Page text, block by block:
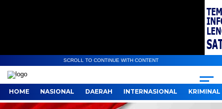
SCROLL TO CONTINUE WITH CONTENT
HOME NASIONAL DAERAH INTERNASIONAL KRIMINAL